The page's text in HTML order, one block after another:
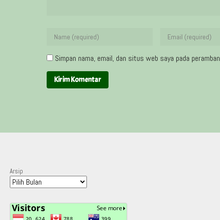
Simpan nama, email, dan situs web saya pada
Arsip